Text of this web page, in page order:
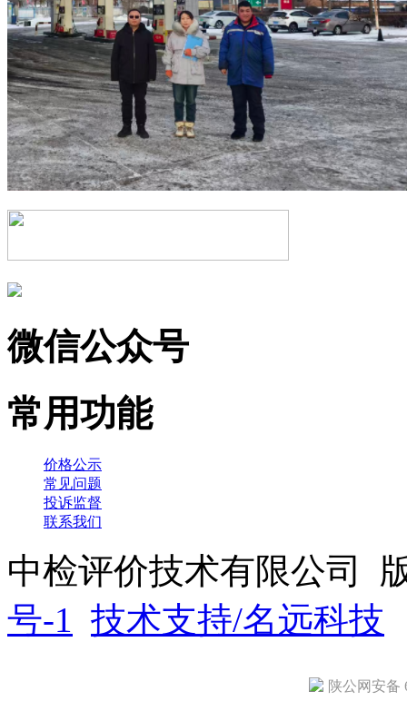
微信公众号
常用功能
价格公示
常见问题
投诉监督
联系我们
中检评价技术有限公司
号-1 技术支持/名远科技
陕公网安备